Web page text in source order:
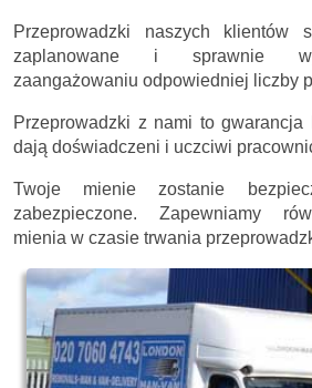
Przeprowadzki naszych klientów
zaplanowane i sprawnie
zaangażowaniu odpowiedniej liczby
Przeprowadzki z nami to gwarancja
dają doświadczeni i uczciwi
Twoje mienie zostanie
zabezpieczone. Zapewniamy
mienia w czasie trwania